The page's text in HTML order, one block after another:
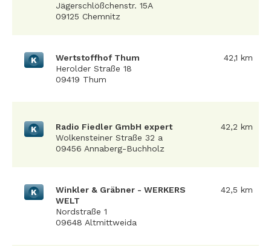
Jägerschlößchenstr. 15A
09125 Chemnitz
K
Wertstoffhof Thum
Herolder Straße 18
09419 Thum
42,1 km
K
Radio Fiedler GmbH expert
Wolkensteiner Straße 32 a
09456 Annaberg-Buchholz
42,2 km
K
Winkler & Gräbner - WERKERS
WELT
Nordstraße 1
09648 Altmittweida
42,5 km